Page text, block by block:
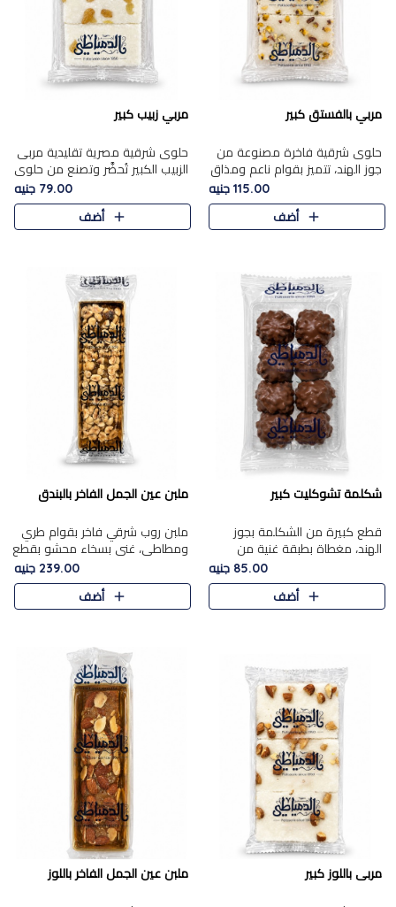
مربي بالفستق كبير
حلوى شرقية فاخرة مصنوعة من
جوز الهند، تتميز بقوام ناعم ومذاق
غني، وتزين بقطع من الفستق
الفاخر التي تضيف عليها قرمشة
115.00 جنيه
أضف
مربي زبيب كبير
حلوى شرقية مصرية تقليدية مربى
الزبيب الكبير تُحضَّر وتصنع من حلوي
جوز الهند باسد بقوام طري ومذاق
غني، وتُزين وتغطا بحبات الزبيب
الذهبي التي ..
79.00 جنيه
أضف
شكلمة تشوكليت كبير
قطع كبيرة من الشكلمة بجوز
الهند، مغطاة بطبقة غنية من
الشوكولاتة الفاخرة لتجمع بين
القوام الطري من الداخل مركز جوز
الهند المطاطي والمذاق الغن..
85.00 جنيه
أضف
ملبن عين الجمل الفاخر بالبندق
ملبن روب شرقي فاخر بقوام طري
ومطاطي، غني بسخاء محشو بقطع
عين الجمل والبندق المحمص التي
تضيف قرمشة مميزة مُرضية
ونكهة جوزية غنية في كل
239.00 جنيه
أضف
مربى باللوز كبير ملبن عين الجمل الفاخر باللوز